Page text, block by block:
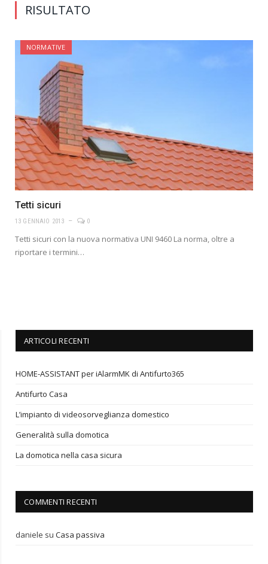
RISULTATO
NORMATIVE
Tetti sicuri
13 GENNAIO 2013 0
Tetti sicuri con la nuova normativa UNI 9460 La norma, oltre a
riportare i termini…
ARTICOLI RECENTI
HOME-ASSISTANT per iAlarmMK di Antifurto365
Antifurto Casa
L’impianto di videosorveglianza domestico
Generalità sulla domotica
La domotica nella casa sicura
COMMENTI RECENTI
daniele su Casa passiva